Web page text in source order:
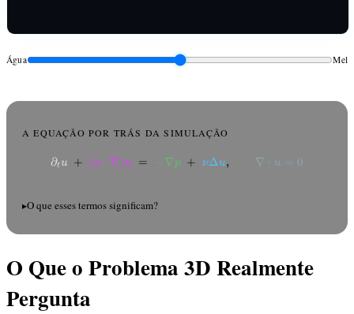
Água Mel
A EQUAÇÃO POR TRÁS DA SIMULAÇÃO
∂tu + (u ⋅ ∇)u = −∇p + νΔu, ∇ ⋅ u 0
O que esses termos significam?
O Que o Problema 3D Realmente
Pergunta